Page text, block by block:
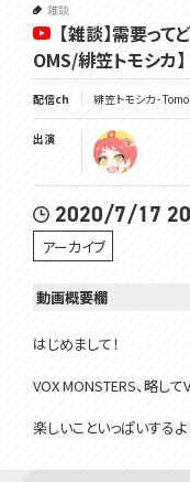
雑談
【雑談】需要っ
OMS/緋笠トモシカ】
配信ch 緋笠トモシカ -
出演
2020/7/17
アーカイブ
動画概要欄
はじめまして！
VOX MONSTERS、略し
楽しいこといっぱいするよ